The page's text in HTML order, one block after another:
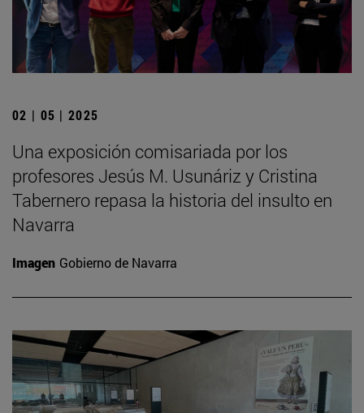
02 | 05 | 2025
Una exposición comisariada por los
profesores Jesús M. Usunáriz y Cristina
Tabernero repasa la historia del insulto en
Navarra
Imagen Gobierno de Navarra